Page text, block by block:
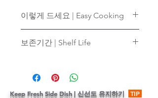
이렇게 드세요 | Easy Cooking
등을 넣고 볶아 드실 수 있습니다.
pan stir-fry the ingredients.
보존기간 | Shelf Life
storage for 12 days
Keep Fresh Side Dish | 신선도 유지하기 TIP